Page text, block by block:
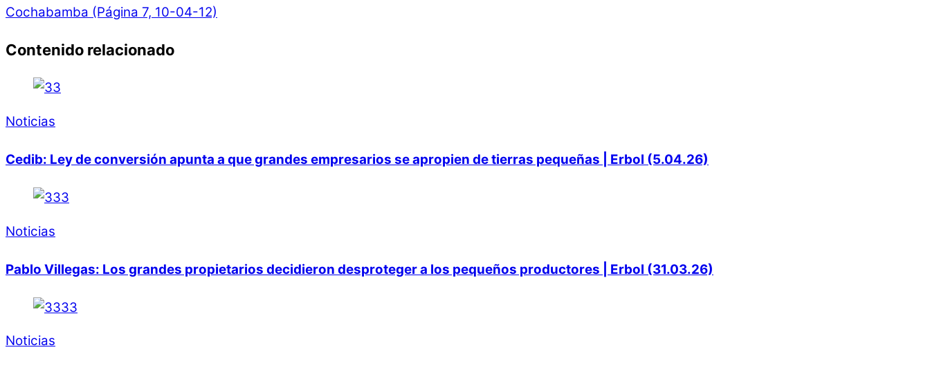
Cochabamba (Página 7, 10-04-12)
Contenido relacionado
Noticias
Cedib: Ley de conversión apunta a que grandes empresarios se apropien de tierras pequeñas | Erbol (5.04.26)
Noticias
Pablo Villegas: Los grandes propietarios decidieron desproteger a los pequeños productores | Erbol (31.03.26)
Noticias